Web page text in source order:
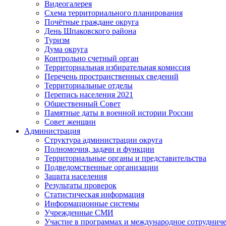
Видеогалерея
Схема территориального планирования
Почётные граждане округа
День Шпаковского района
Туризм
Дума округа
Контрольно счетный орган
Территориальная избирательная комиссия
Перечень пространственных сведений
Территориальные отделы
Перепись населения 2021
Общественный Совет
Памятные даты в военной истории России
Совет женщин
Администрация
Структура администрации округа
Полномочия, задачи и функции
Территориальные органы и представительства
Подведомственные организации
Защита населения
Результаты проверок
Статистическая информация
Информационные системы
Учрежденные СМИ
Участие в программах и международное